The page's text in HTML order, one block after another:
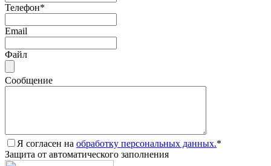
Телефон*
Email
Файл
Сообщение
Я согласен на обработку персональных данных.*
Защита от автоматического заполнения